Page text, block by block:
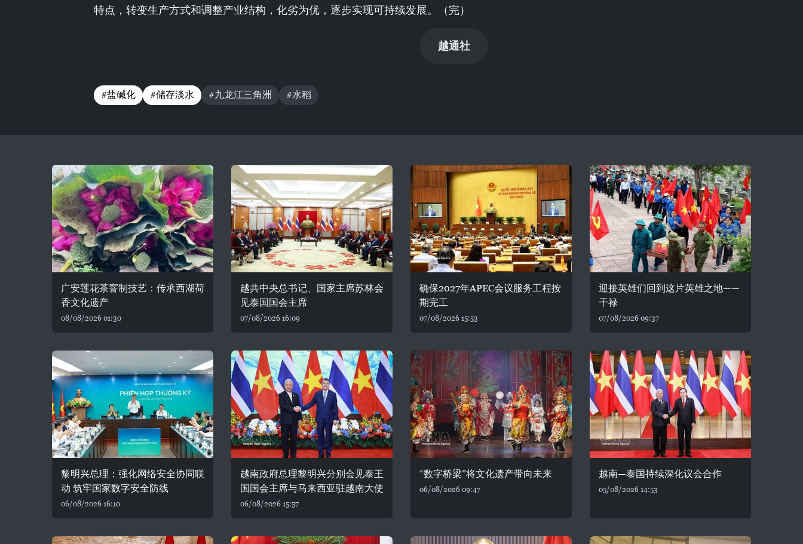
特点，转变生产方式和调整产业结构，化劣为优，逐步实现可持续发展。（完）
越通社
#盐碱化 #储存淡水 #九龙江三角洲 #水稻
广安莲花茶窨制技艺：传承西湖荷
香文化遗产
08/08/2026 01:30
越共中央总书记、国家主席苏林会
见泰国国会主席
07/08/2026 16:09
确保2027年APEC会议服务工程按
期完工
07/08/2026 15:53
迎接英雄们回到这片英雄之地——
干禄
07/08/2026 09:37
黎明兴总理：强化网络安全协同联
动 筑牢国家数字安全防线
06/08/2026 16:10
越南政府总理黎明兴分别会见泰王
国国会主席与马来西亚驻越南大使
06/08/2026 15:57
“数字桥梁”将文化遗产带向未来
06/08/2026 09:47
越南—泰国持续深化议会合作
05/08/2026 14:53